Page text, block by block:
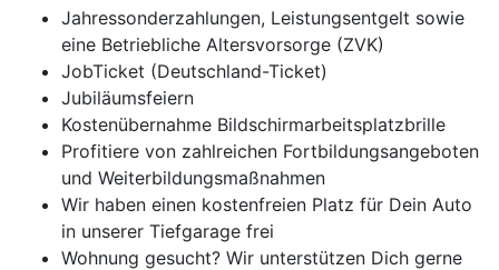
Jahressonderzahlungen, Leistungsentgelt sowie
eine Betriebliche Altersvorsorge (ZVK)
JobTicket (Deutschland-Ticket)
Jubiläumsfeiern
Kostenübernahme Bildschirmarbeitsplatzbrille
Profitiere von zahlreichen Fortbildungsangeboten
und Weiterbildungsmaßnahmen
Wir haben einen kostenfreien Platz für Dein Auto
in unserer Tiefgarage frei
Wohnung gesucht? Wir unterstützen Dich gerne